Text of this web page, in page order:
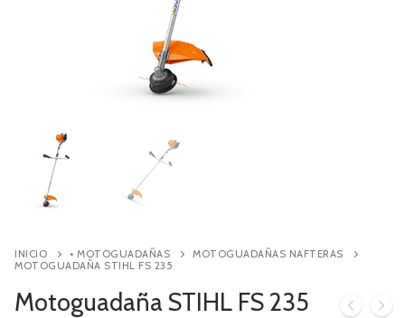
Contacto
INICIO • MOTOGUADAÑAS
MOTOGUADAÑAS NAFTERAS
MOTOGUADAÑA STIHL FS 235
Motoguadaña STIHL FS 235